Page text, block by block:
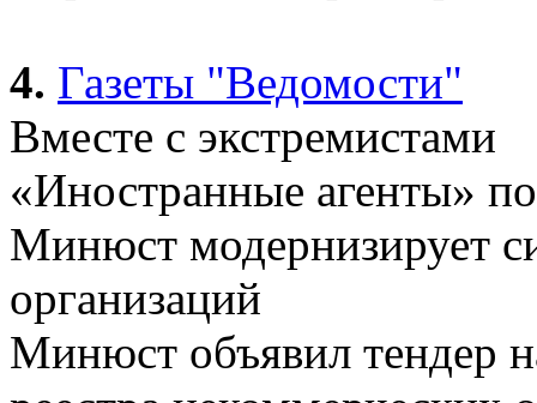
4. Газеты "Ведомости"
Вместе с экстремистами
«Иностранные агенты»
Минюст модернизирует
организаций
Минюст объявил тендер